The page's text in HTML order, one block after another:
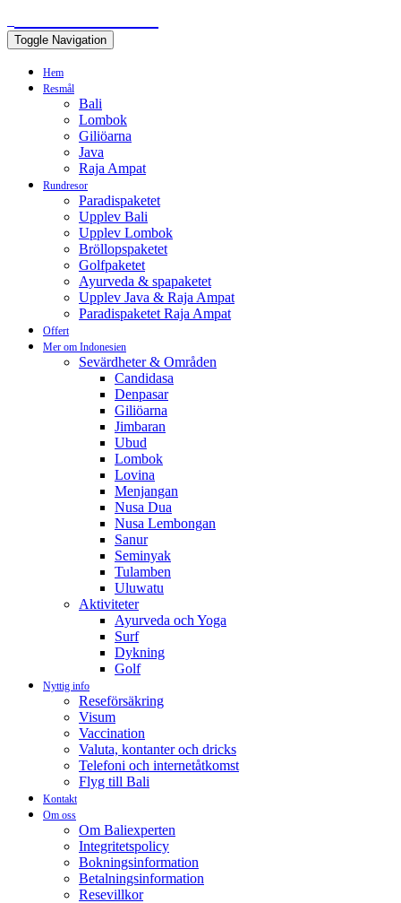
Toggle Navigation
Hem
Resmål
Bali
Lombok
Giliöarna
Java
Raja Ampat
Rundresor
Paradispaketet
Upplev Bali
Upplev Lombok
Bröllopspaketet
Golfpaketet
Ayurveda & spapaketet
Upplev Java & Raja Ampat
Paradispaketet Raja Ampat
Offert
Mer om Indonesien
Sevärdheter & Områden
Candidasa
Denpasar
Giliöarna
Jimbaran
Ubud
Lombok
Lovina
Menjangan
Nusa Dua
Nusa Lembongan
Sanur
Seminyak
Tulamben
Uluwatu
Aktiviteter
Ayurveda och Yoga
Surf
Dykning
Golf
Nyttig info
Reseförsäkring
Visum
Vaccination
Valuta, kontanter och dricks
Telefoni och internetåtkomst
Flyg till Bali
Kontakt
Om oss
Om Baliexperten
Integritetspolicy
Bokningsinformation
Betalningsinformation
Resevillkor